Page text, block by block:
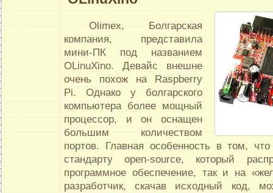
Olimex, Болгарская
компания, представила
мини-ПК под названием
OLinuXino. Девайс внешне
очень похож на Raspberry
Pi. Однако у болгарского
компьютера более мощный
процессор, и он оснащен
большим количеством
портов. Главная особенность в том, что
стандарту open-source, который
программное обеспечение, так и на
разработчик, скачав исходный код,